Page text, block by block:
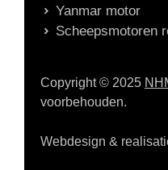
Yanmar motor
Scheepsmotoren
Copyright © 2025
voorbehouden.
Webdesign &